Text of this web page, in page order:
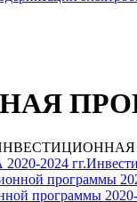
2024 гг.
программы
программы